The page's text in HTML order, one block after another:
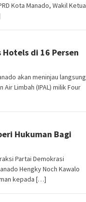
Kota Manado, Wakil Ketua
Hotels di 16 Persen
akan meninjau langsung
Limbah (IPAL) milik Four
Hukuman Bagi
Partai Demokrasi
Hengky Noch Kawalo
kepada […]